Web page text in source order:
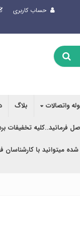
حساب کاربری
واتصالات بلاگ
فرمائید..کلیه تخفیفات
میتوانید با